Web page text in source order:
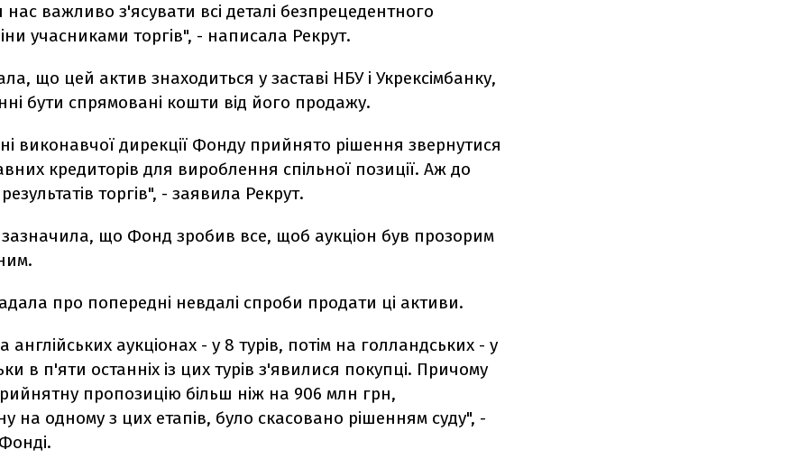
нас важливо з'ясувати всі деталі безпрецедентного
учасниками торгів", - написала Рекрут.
що цей актив знаходиться у заставі НБУ і Укрексімбанку,
бути спрямовані кошти від його продажу.
виконавчої дирекції Фонду прийнято рішення звернутися
кредиторів для вироблення спільної позиції. Аж до
торгів", - заявила Рекрут.
що Фонд зробив все, щоб аукціон був прозорим
про попередні невдалі спроби продати ці активи.
англійських аукціонах - у 8 турів, потім на голландських - у
в п'яти останніх із цих турів з'явилися покупці. Причому
пропозицію більш ніж на 906 млн грн,
на одному з цих етапів, було скасовано рішенням суду", -